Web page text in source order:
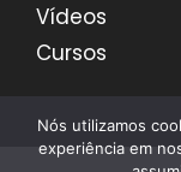
Vídeos
Cursos
Nós utilizamos
experiência em